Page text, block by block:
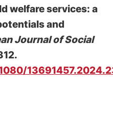
welfare services: a
and
Journal of Social